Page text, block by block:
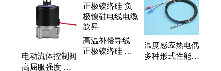
pp、聚氯乙烯、补偿导线、水位开关、两位三通、感
温探头、接近开关、铸铁阀门、压缩空气、浮球开
关、塑料蝶阀、机油榨机、气动蝶阀、塑料球阀、尼
龙塑料
电动流体控制阀
高屈服强度 同
高温补偿导线
正极镍络硅 负
温度感应热电偶
多种形式性能好